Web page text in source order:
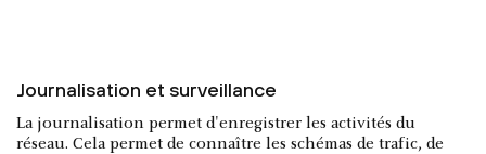
Journalisation et surveillance
La journalisation permet d'enregistrer les activités du
réseau. Cela permet de connaître les schémas de trafic, de